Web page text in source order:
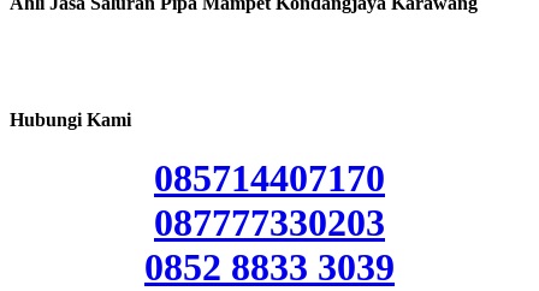
Hubungi Kami
085714407170
087777330203
0852 8833 3039